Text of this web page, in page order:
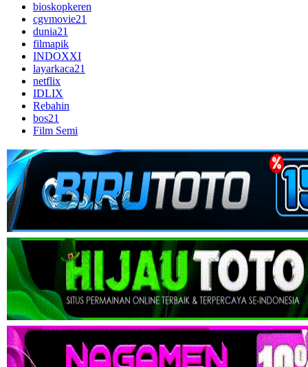
bioskopkeren
cgvmovie21
dunia21
filmapik
INDOXXI
layarkaca21
netflix
IDLIX
Rebahin
bos21
Film Semi